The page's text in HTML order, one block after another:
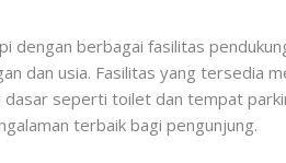
dengan berbagai fasilitas
dan usia. Fasilitas yang tersedia
dasar seperti toilet dan tempat
terbaik bagi pengunjung.